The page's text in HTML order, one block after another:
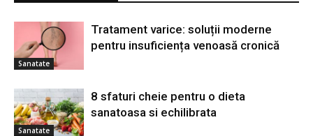
Sanatate
Tratament varice: soluții moderne
pentru insuficiența venoasă cronică
Sanatate
8 sfaturi cheie pentru o dieta
sanatoasa si echilibrata